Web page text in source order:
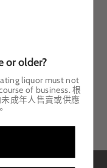
or older?
liquor must not
of business. 根
成年人售賣或供應